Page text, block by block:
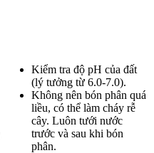
Kiểm tra độ pH của đất
(lý tưởng từ 6.0-7.0).
Không nên bón phân quá
liều, có thể làm cháy rễ
cây. Luôn tưới nước
trước và sau khi bón
phân.